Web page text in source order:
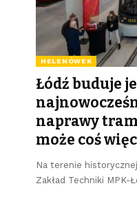
HELENÓWEK
Łódź buduje
naprawy
może coś
Na terenie
Zakład Techniki